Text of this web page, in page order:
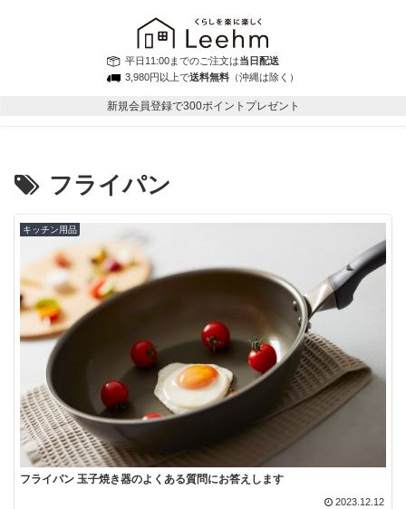
平日11:00までのご注文は当日配送
3,980円以上で送料無料 （沖縄は除く）
新規会員登録で300ポイントプレゼント
フライパン
キッチン用品
フライパン 玉子焼き器のよくある質問にお答えします
2023.12.12